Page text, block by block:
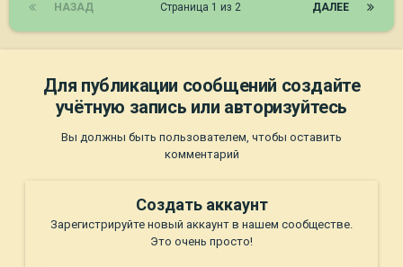
НАЗАД ДАЛЕЕ
Страница 1 из 2
Для публикации сообщений создайте
учётную запись или авторизуйтесь
Вы должны быть пользователем, чтобы оставить
комментарий
Создать аккаунт
Зарегистрируйте новый аккаунт в нашем сообществе.
Это очень просто!